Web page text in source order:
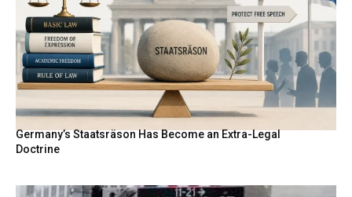
Germany’s Staatsräson Has Become an Extra-Legal
Doctrine